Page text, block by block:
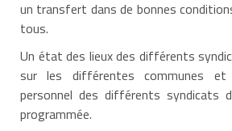
un transfert dans de bonnes
tous.
Un état des lieux des différents
sur les différentes communes et
personnel des différents syndicats
programmée.